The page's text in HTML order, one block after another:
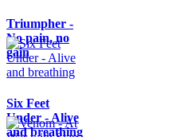
Triumpher -
No pain, no
gain
Six Feet
Under - Alive
and breathing